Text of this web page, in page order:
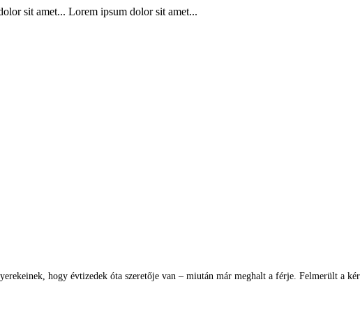
sit amet... Lorem ipsum dolor sit amet...
hogy évtizedek óta szeretője van – miután már meghalt a férje. Felmerült a